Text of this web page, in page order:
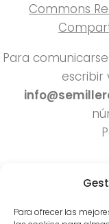
Para ofrecer las
Commons
Para
escribir